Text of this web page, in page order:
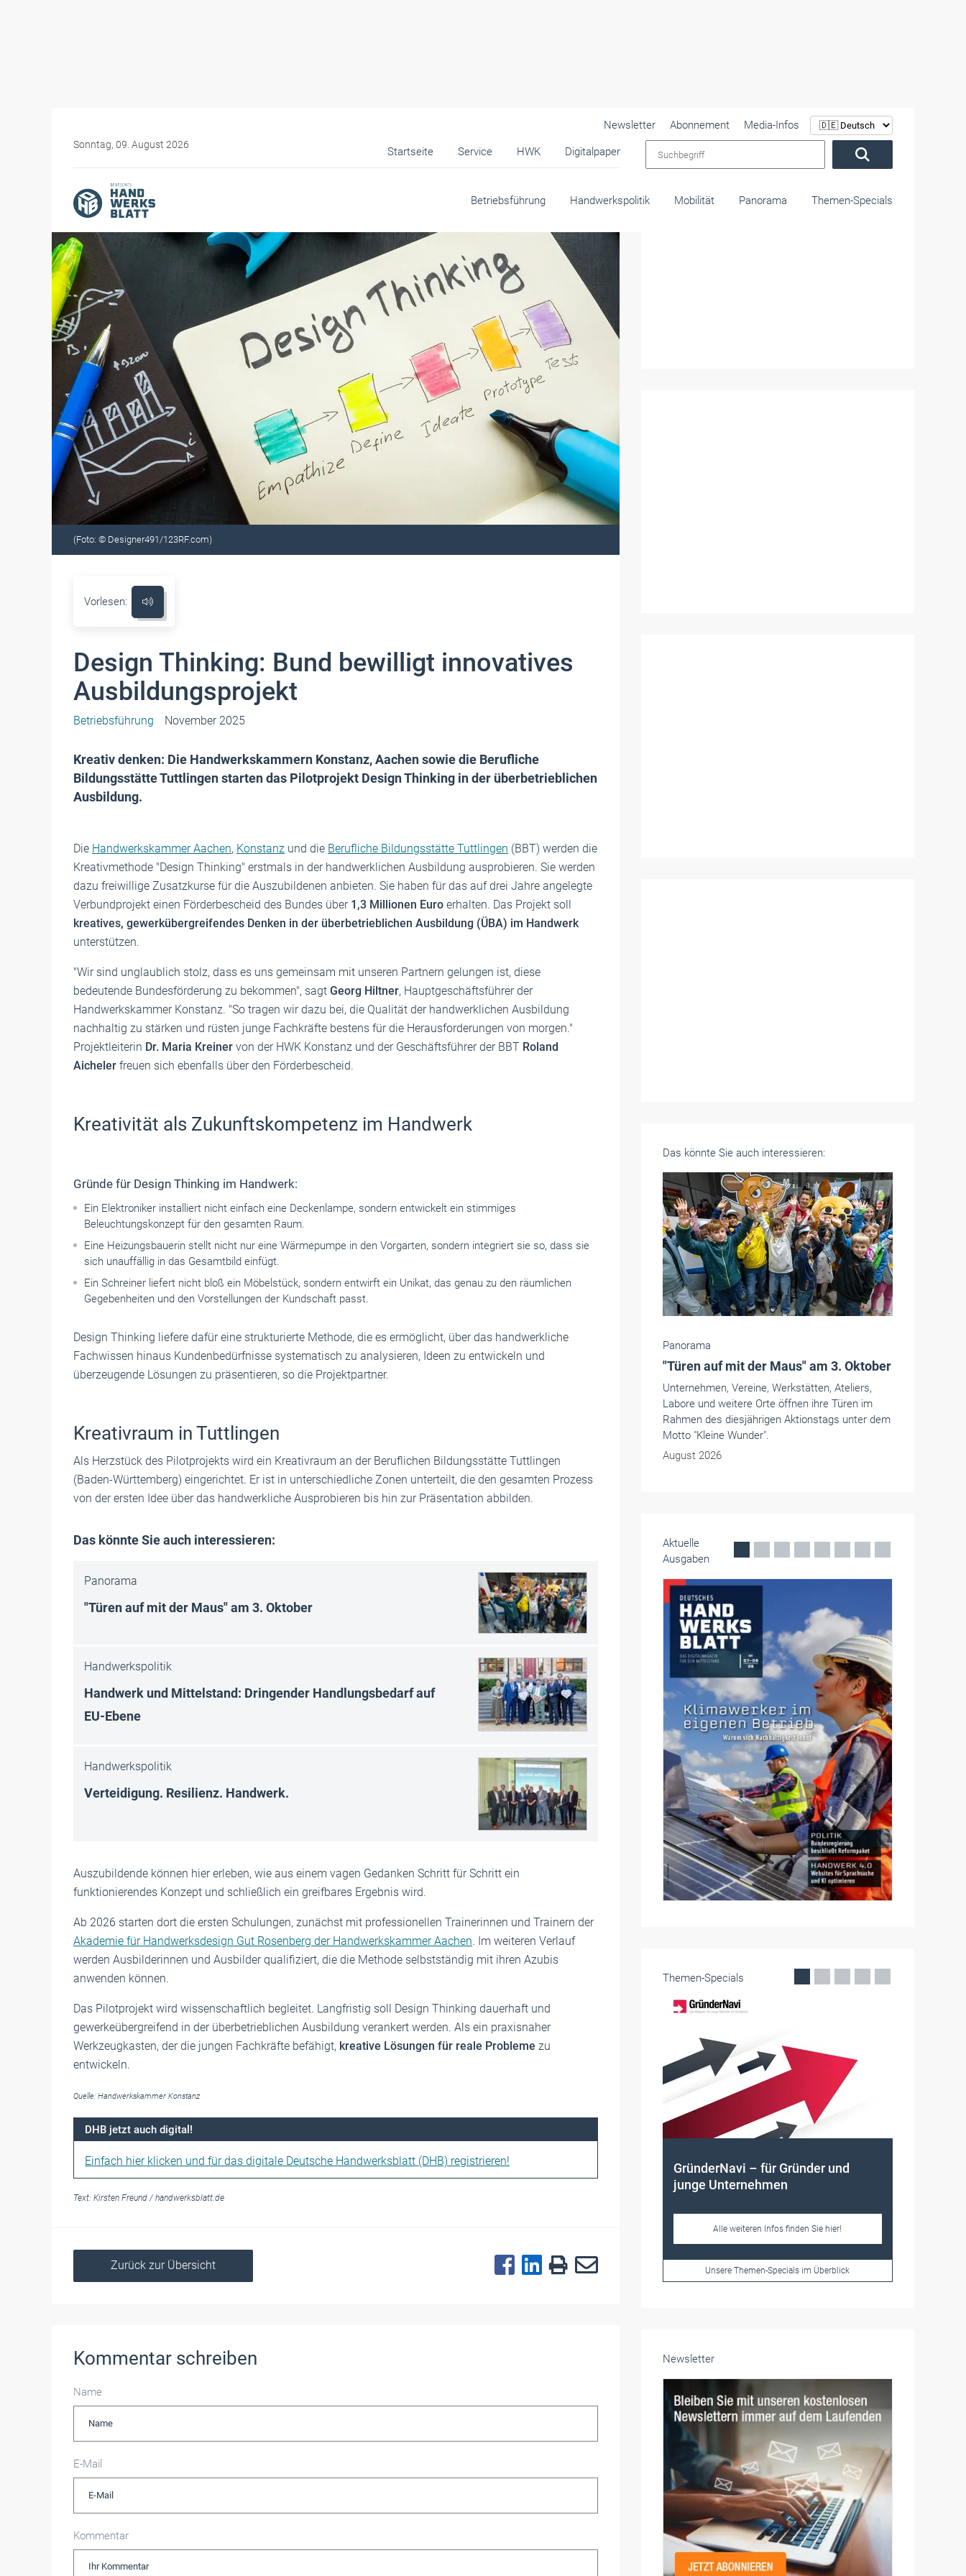
Sonntag, 09. August 2026
Startseite Service HWK Digitalpaper
Newsletter Abonnement
Media-Infos
Betriebsführung Handwerkspolitik Mobilität Panorama Themen-Specials
(Foto: © Designer491/123RF.com)
Vorlesen:
Design Thinking: Bund bewilligt innovatives
Ausbildungsprojekt
Betriebsführung November 2025
Kreativ denken: Die Handwerkskammern Konstanz, Aachen sowie die Berufliche
Bildungsstätte Tuttlingen starten das Pilotprojekt Design Thinking in der überbetrieblichen
Ausbildung.
Die Handwerkskammer Aachen, Konstanz und die Berufliche Bildungsstätte Tuttlingen (BBT) werden die
Kreativmethode "Design Thinking" erstmals in der handwerklichen Ausbildung ausprobieren. Sie werden
dazu freiwillige Zusatzkurse für die Auszubildenen anbieten. Sie haben für das auf drei Jahre angelegte
Verbundprojekt einen Förderbescheid des Bundes über 1,3 Millionen Euro erhalten. Das Projekt soll
kreatives, gewerkübergreifendes Denken in der überbetrieblichen Ausbildung (ÜBA) im Handwerk
unterstützen.
"Wir sind unglaublich stolz, dass es uns gemeinsam mit unseren Partnern gelungen ist, diese
bedeutende Bundesförderung zu bekommen", sagt Georg Hiltner, Hauptgeschäftsführer der
Handwerkskammer Konstanz. "So tragen wir dazu bei, die Qualität der handwerklichen Ausbildung
nachhaltig zu stärken und rüsten junge Fachkräfte bestens für die Herausforderungen von morgen."
Projektleiterin Dr. Maria Kreiner von der HWK Konstanz und der Geschäftsführer der BBT Roland
Aicheler freuen sich ebenfalls über den Förderbescheid.
Kreativität als Zukunftskompetenz im Handwerk
Gründe für Design Thinking im Handwerk:
Ein Elektroniker installiert nicht einfach eine Deckenlampe, sondern entwickelt ein stimmiges
Beleuchtungskonzept für den gesamten Raum.
Eine Heizungsbauerin stellt nicht nur eine Wärmepumpe in den Vorgarten, sondern integriert sie so, dass sie
sich unauffällig in das Gesamtbild einfügt.
Ein Schreiner liefert nicht bloß ein Möbelstück, sondern entwirft ein Unikat, das genau zu den räumlichen
Gegebenheiten und den Vorstellungen der Kundschaft passt.
Design Thinking liefere dafür eine strukturierte Methode, die es ermöglicht, über das handwerkliche
Fachwissen hinaus Kundenbedürfnisse systematisch zu analysieren, Ideen zu entwickeln und
überzeugende Lösungen zu präsentieren, so die Projektpartner.
Kreativraum in Tuttlingen
Als Herzstück des Pilotprojekts wird ein Kreativraum an der Beruflichen Bildungsstätte Tuttlingen
(Baden-Württemberg) eingerichtet. Er ist in unterschiedliche Zonen unterteilt, die den gesamten Prozess
von der ersten Idee über das handwerkliche Ausprobieren bis hin zur Präsentation abbilden.
Das könnte Sie auch interessieren:
Panorama
"Türen auf mit der Maus" am 3. Oktober
Handwerkspolitik
Handwerk und Mittelstand: Dringender Handlungsbedarf auf
EU-Ebene
Handwerkspolitik
Verteidigung. Resilienz. Handwerk.
Auszubildende können hier erleben, wie aus einem vagen Gedanken Schritt für Schritt ein
funktionierendes Konzept und schließlich ein greifbares Ergebnis wird.
Ab 2026 starten dort die ersten Schulungen, zunächst mit professionellen Trainerinnen und Trainern der
Akademie für Handwerksdesign Gut Rosenberg der Handwerkskammer Aachen. Im weiteren Verlauf
werden Ausbilderinnen und Ausbilder qualifiziert, die die Methode selbstständig mit ihren Azubis
anwenden können.
Das Pilotprojekt wird wissenschaftlich begleitet. Langfristig soll Design Thinking dauerhaft und
gewerkeübergreifend in der überbetrieblichen Ausbildung verankert werden. Als ein praxisnaher
Werkzeugkasten, der die jungen Fachkräfte befähigt, kreative Lösungen für reale Probleme zu
entwickeln.
Quelle: Handwerkskammer Konstanz
DHB jetzt auch digital!
Einfach hier klicken und für das digitale Deutsche Handwerksblatt (DHB) registrieren!
Text: Kirsten Freund / handwerksblatt.de
Zurück zur Übersicht
Kommentar schreiben
Name
E-Mail
Kommentar
Das könnte Sie auch interessieren:
Handwerkspolitik
Handwerk und Mittelstand: Dringender
Handlungsbedarf auf EU-Ebene
In der Vertretung des Freistaats Bayern in
Brüssel hatten der Bayerische Handwerkstag
und der Westdeutsche Handwerkskammertag zu
einer gemeinsamen Veranstaltung geladen. Es
Ausgaben
Unsere Themen-Specials im Überblick
Newsletter